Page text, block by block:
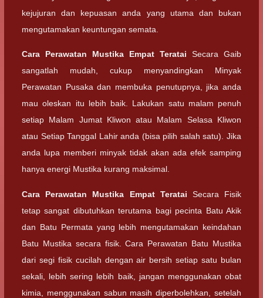
kejujuran dan kepuasan anda yang utama dan bukan
mengutamakan keuntungan semata.
Cara Perawatan Mustika Empat Teratai Secara Gaib
sangatlah mudah, cukup menyandingkan Minyak
Perawatan Pusaka dan membuka penutupnya, jika anda
mau oleskan itu lebih baik. Lakukan satu malam penuh
setiap Malam Jumat Kliwon atau Malam Selasa Kliwon
atau Setiap Tanggal Lahir anda (bisa pilih salah satu). Jika
anda lupa memberi minyak tidak akan ada efek samping
hanya energi Mustika kurang maksimal.
Cara Perawatan Mustika Empat Teratai Secara Fisik
tetap sangat dibutuhkan terutama bagi pecinta Batu Akik
dan Batu Permata yang lebih mengutamakan keindahan
Batu Mustika secara fisik. Cara Perawatan Batu Mustika
dari segi fisik cucilah dengan air bersih setiap satu bulan
sekali, lebih sering lebih baik, jangan menggunakan obat
kimia, menggunakan sabun masih diperbolehkan, setelah